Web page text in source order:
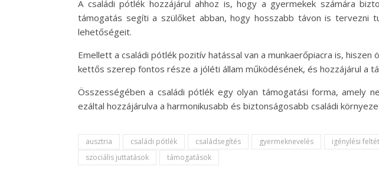
A családi pótlék hozzájárul ahhoz is, hogy a gyermekek számára
támogatás segíti a szülőket abban, hogy hosszabb távon is tervezni
lehetőségeit.
Emellett a családi pótlék pozitív hatással van a munkaerőpiacra is,
kettős szerep fontos része a jóléti állam működésének, és hozzájárul a
Összességében a családi pótlék egy olyan támogatási forma, amely
ezáltal hozzájárulva a harmonikusabb és biztonságosabb családi
ausztria családi pótlék családsegítés gyermeknevelés igénylési
szociális juttatások
támogatások